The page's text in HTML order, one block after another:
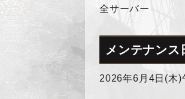
全サーバー
メンテナンス
2026年6月4日(木